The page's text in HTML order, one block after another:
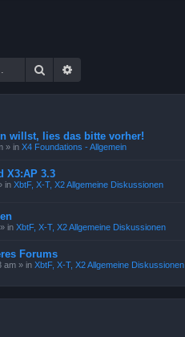
Suche
willst, lies das bitte vorher!
» in X4 Foundations - Allgemein
X3:AP 3.3
in XbtF, X-T, X2 Allgemeine Diskussionen
» in XbtF, X-T, X2 Allgemeine Diskussionen
Forums
am » in XbtF, X-T, X2 Allgemeine Diskussionen